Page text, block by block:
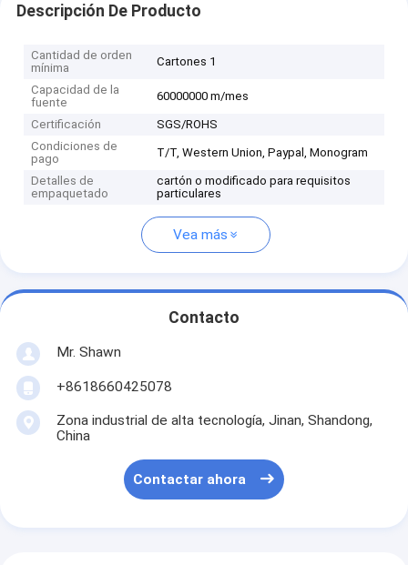
Descripción De Producto
Cantidad de orden
mínima
Cartones 1
Capacidad de la
fuente
60000000 m/mes
Certificación
SGS/ROHS
Condiciones de
pago
T/T, Western Union, Paypal, Monogram
Detalles de
empaquetado
cartón o modificado para requisitos
particulares
Vea más
Contacto
Mr. Shawn
+8618660425078
Zona industrial de alta tecnología, Jinan, Shandong,
China
Contactar ahora